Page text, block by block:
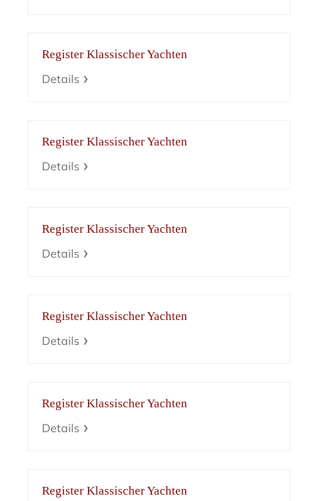
Register Klassischer Yachten
Details
Register Klassischer Yachten
Details
Register Klassischer Yachten
Details
Register Klassischer Yachten
Details
Register Klassischer Yachten
Details
Register Klassischer Yachten